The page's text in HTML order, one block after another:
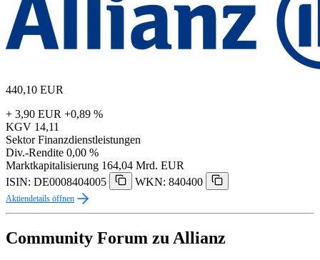
440,10 EUR
+ 3,90 EUR +0,89 %
KGV 14,11
Sektor Finanzdienstleistungen
Div.-Rendite 0,00 %
Marktkapitalisierung 164,04 Mrd. EUR
ISIN: DE0008404005
WKN: 840400
Aktiendetails öffnen
Community Forum zu Allianz